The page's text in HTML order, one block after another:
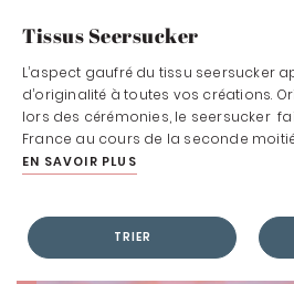
Tissus Seersucker
L’aspect gaufré du tissu seersucker
d’originalité à toutes vos créations.
lors des cérémonies, le seersucker
France au cours de la seconde moitié
EN SAVOIR PLUS
TRIER